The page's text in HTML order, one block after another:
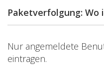
Paketverfolgung: Wo
Nur angemeldete
eintragen.